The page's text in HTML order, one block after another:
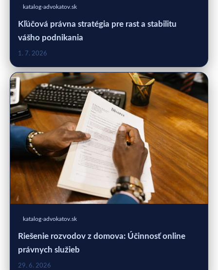
katalog-advokatov.sk
Kľúčová právna stratégia pre rast a stabilitu
vášho podnikania
1. 7. 2026
katalog-advokatov.sk
Riešenie rozvodov z domova: Účinnosť online
právnych služieb
29. 6. 2026